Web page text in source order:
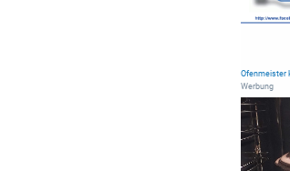
Ofenmeister
Werbung